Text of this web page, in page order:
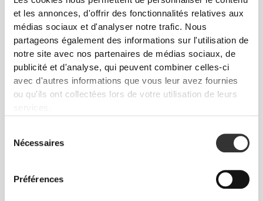
et les annonces, d'offrir des fonctionnalités relatives aux
médias sociaux et d'analyser notre trafic. Nous
partageons également des informations sur l'utilisation de
notre site avec nos partenaires de médias sociaux, de
publicité et d'analyse, qui peuvent combiner celles-ci
avec d'autres informations que vous leur avez fournies
ou qu'ils ont collectées lors de votre utilisation de leurs
services.
Nécessaires
Préférences
Liberté de mouvement et confort au quotidien,